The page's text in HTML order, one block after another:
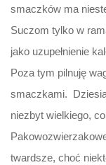
smaczków ma
Suczom tylko w
jako uzupełnienie
Poza tym pilnuję
smaczkami.
niezbyt wielkiego,
twardsze, choć